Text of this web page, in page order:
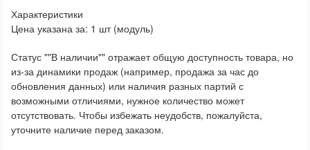
Характеристики
Цена указана за: 1 шт (модуль)
Статус ""В наличии"" отражает общую доступность товара, но
из-за динамики продаж (например, продажа за час до
обновления данных) или наличия разных партий с
возможными отличиями, нужное количество может
отсутствовать. Чтобы избежать неудобств, пожалуйста,
уточните наличие перед заказом.